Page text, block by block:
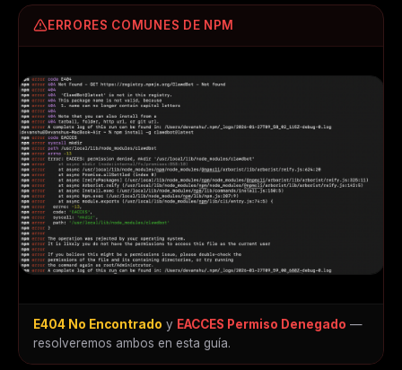
ERRORES COMUNES DE NPM
E404 No Encontrado y EACCES Permiso Denegado —
resolveremos ambos en esta guía.